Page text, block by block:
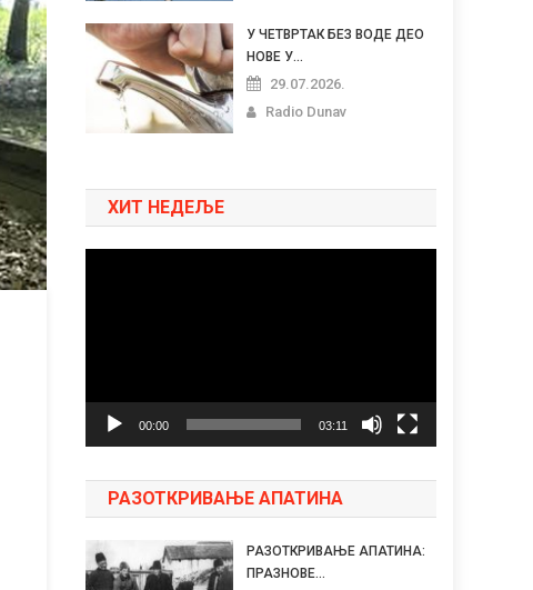
У ЧЕТВРТАК БЕЗ ВОДЕ ДЕО
НОВЕ У...
29.07.2026.
Radio Dunav
ХИТ НЕДЕЉЕ
00:00 03:11
РАЗОТКРИВАЊЕ АПАТИНА
РАЗОТКРИВАЊЕ АПАТИНА:
ПРАЗНОВЕ...